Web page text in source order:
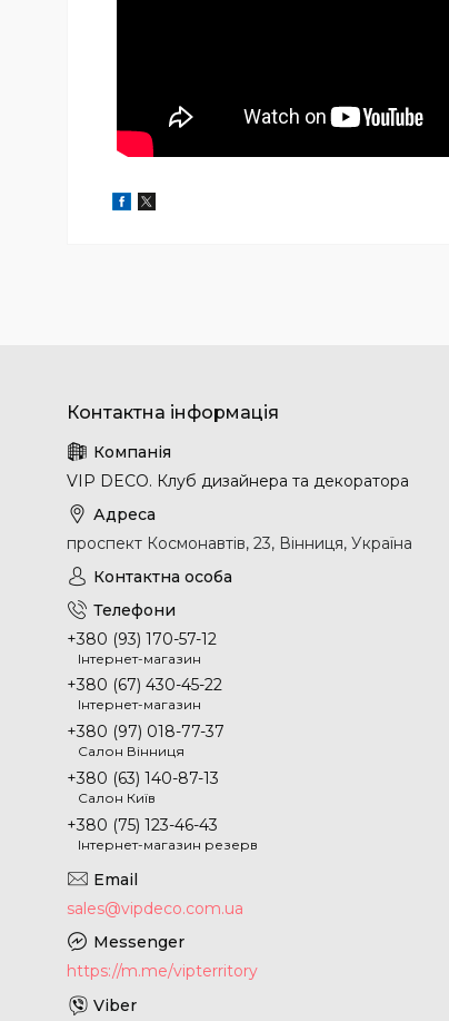
VIP DECO. Клуб дизайнера та декоратора
проспект Космонавтів, 23, Вінниця, Україна
+380 (93) 170-57-12
Інтернет-магазин
+380 (67) 430-45-22
Інтернет-магазин
+380 (97) 018-77-37
Салон Вінниця
+380 (63) 140-87-13
Салон Київ
+380 (75) 123-46-43
Інтернет-магазин резерв
sales@vipdeco.com.ua
https://m.me/vipterritory